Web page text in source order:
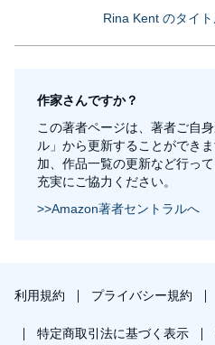
Rina Kent のタイ
作家さんですか？
この著者ページは、著者ご自
ル」から更新することができ
加、作品一覧の更新など行っ
充実にご協力ください。
>>Amazon著者セントラルへ
利用規約 プライバシー規約
特定商取引法に基づく表示